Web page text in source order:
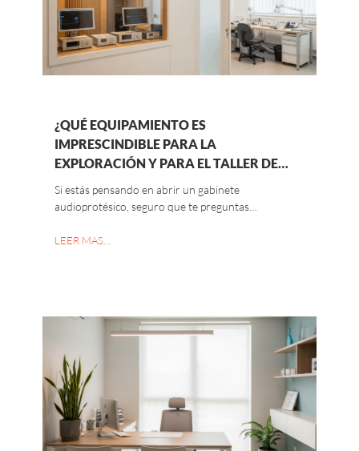
¿QUÉ EQUIPAMIENTO ES
IMPRESCINDIBLE PARA LA
EXPLORACIÓN Y PARA EL TALLER DE…
Si estás pensando en abrir un gabinete
audioprotésico, seguro que te preguntas…
LEER MAS…